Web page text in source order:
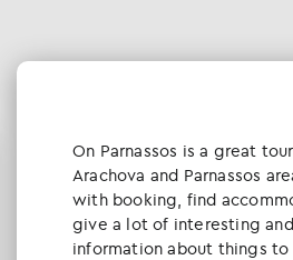
Οn Parnassos is a great
Arachova and Parnassos
with booking, find
give a lot of interesting
information about things to